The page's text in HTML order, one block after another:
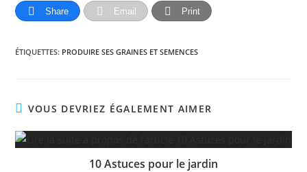
Share Email Print
ÉTIQUETTES: PRODUIRE SES GRAINES ET SEMENCES
VOUS DEVRIEZ ÉGALEMENT AIMER
10 Astuces pour le jardin